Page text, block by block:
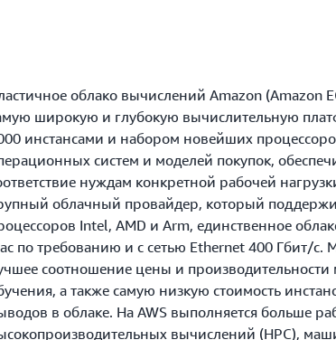
облако вычислений Amazon (Amazon
широкую и глубокую вычислительную
инстансами и набором новейших
систем и моделей покупок,
нуждам конкретной рабочей
облачный провайдер, который
Intel, AMD и Arm, единственное
по требованию и с сетью Ethernet 400 Гбит/с.
соотношение цены и
а также самую низкую стоимость
в облаке. На AWS выполняется больше
вычислений (HPC),